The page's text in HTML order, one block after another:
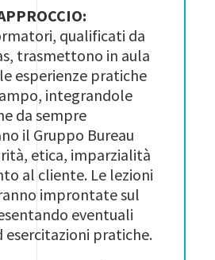
qualificati da
trasmettono in aula
esperienze pratiche
integrandole
da sempre
il Gruppo Bureau
etica, imparzialità
al cliente. Le lezioni
improntate sul
eventuali
esercitazioni pratiche.